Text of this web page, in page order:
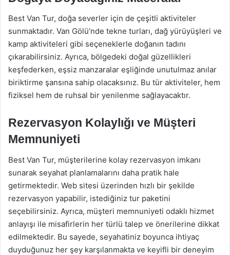
Best Van Tur, doğa severler için de çeşitli aktiviteler
sunmaktadır. Van Gölü’nde tekne turları, dağ yürüyüşleri ve
kamp aktiviteleri gibi seçeneklerle doğanın tadını
çıkarabilirsiniz. Ayrıca, bölgedeki doğal güzellikleri
keşfederken, eşsiz manzaralar eşliğinde unutulmaz anılar
biriktirme şansına sahip olacaksınız. Bu tür aktiviteler, hem
fiziksel hem de ruhsal bir yenilenme sağlayacaktır.
Rezervasyon Kolaylığı ve Müşteri
Memnuniyeti
Best Van Tur, müşterilerine kolay rezervasyon imkanı
sunarak seyahat planlamalarını daha pratik hale
getirmektedir. Web sitesi üzerinden hızlı bir şekilde
rezervasyon yapabilir, istediğiniz tur paketini
seçebilirsiniz. Ayrıca, müşteri memnuniyeti odaklı hizmet
anlayışı ile misafirlerin her türlü talep ve önerilerine dikkat
edilmektedir. Bu sayede, seyahatiniz boyunca ihtiyaç
duyduğunuz her şey karşılanmakta ve keyifli bir deneyim